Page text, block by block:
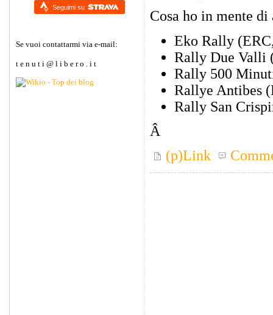
Seguimi su
Se vuoi contattarmi via e-mail:
t e n u t i @ l i b e r o . i t
Cosa ho in mente
Eko Rally
Rally Due Valli
Rally 500
Rallye Antibes
Rally San
Â
(p)Link